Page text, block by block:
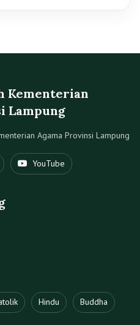
Kementerian
Lampung
Agama Provinsi Lampung
YouTube
Hindu Buddha